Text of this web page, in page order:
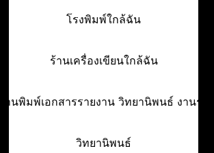
โรงพิมพ์ใกล้ฉัน
ร้านเครื่องเขียนใกล้ฉัน
านพิมพ์เอกสารรายงาน วิทยานิพนธ์ งานรา
วิทยานิพนธ์